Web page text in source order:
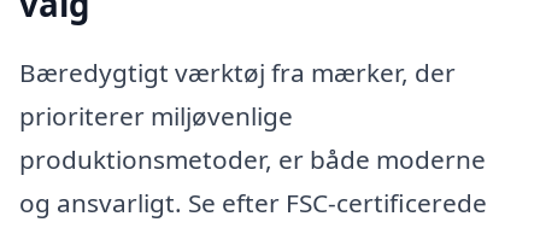
Bæredygtigt værktøj fra mærker, der
prioriterer miljøvenlige
produktionsmetoder, er både moderne
og ansvarligt. Se efter FSC-certificerede